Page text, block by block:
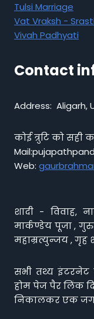
Tulsi Marriage
Vat Vraksh -
Vivah Padhyati
Contact
Address: Aligarh,
कोई त्रुटि को
Web:
शादी - विवाह,
मार्कण्डेय पूजा ,
महाम्रत्युन्जय , गृह
सभी तथ्य इंटरनेट
होम पेज पैर लिंक
निकालकर एक